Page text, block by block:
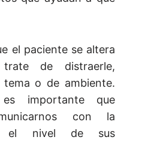
el paciente se altera
de distraerle,
tema o de ambiente.
importante que
con la
el nivel de sus